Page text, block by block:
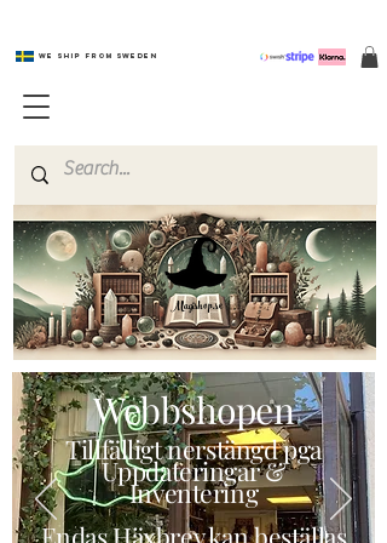
We ship from Sweden
Magishop.se
Webbshopen
Tillfälligt nerstängd pga
Uppdateringar &
Inventering
Endas Häxbrev kan beställas